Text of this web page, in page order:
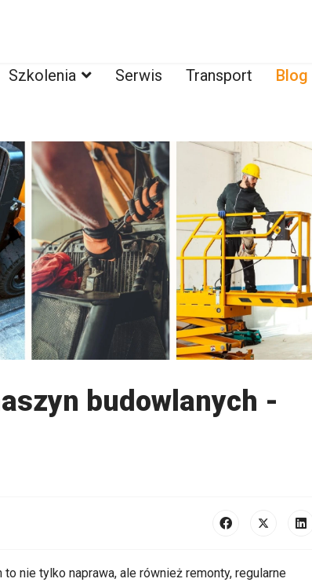
Szkolenia Serwis Transport Blog
budowlanych -
nie tylko naprawa, ale również remonty, regularne